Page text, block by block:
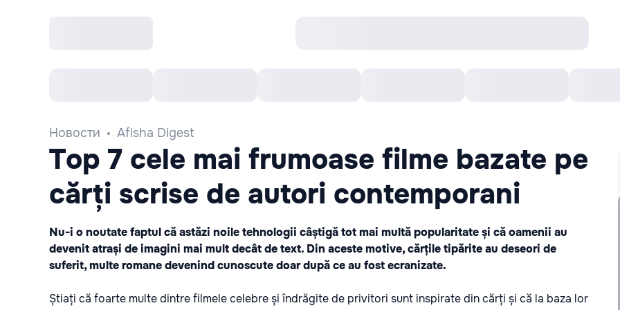
Новости Afisha Digest
Top 7 cele mai frumoase filme bazate pe
cărți scrise de autori contemporani
Nu-i o noutate faptul că astăzi noile tehnologii câștigă tot mai multă popularitate și că oamenii au
devenit atrași de imagini mai mult decât de text. Din aceste motive, cărțile tipărite au deseori de
suferit, multe romane devenind cunoscute doar după ce au fost ecranizate.
Știați că foarte multe dintre filmele celebre și îndrăgite de privitori sunt inspirate din cărți și că la baza lor